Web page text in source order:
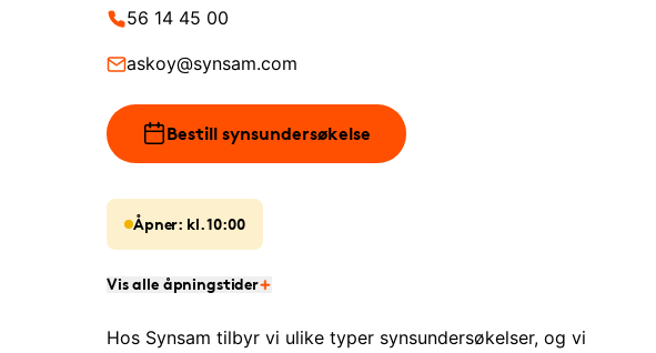
56 14 45 00
askoy@synsam.com
Bestill synsundersøkelse
Åpner: kl. 10:00
Vis alle åpningstider
Hos Synsam tilbyr vi ulike typer synsundersøkelser, og vi